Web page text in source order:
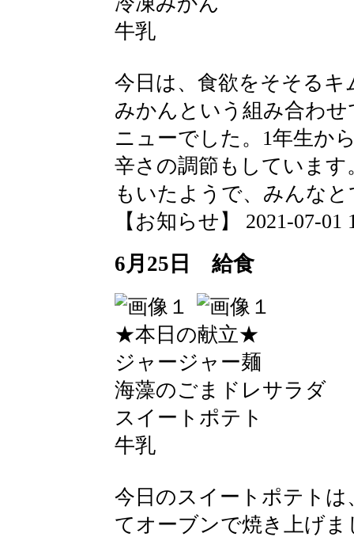
牛乳
今日は、食欲をそそる
みかんという組み合わ
ニューでした。1年生か
辛さの調節もしていま
もいたようで、みんな
【お知らせ】 2021-07-01
6月25日 給食
★本日の献立★
ジャージャー麺
海藻のごまドレサラダ
スイートポテト
牛乳
今日のスイートポテト
てオーブンで焼き上げ